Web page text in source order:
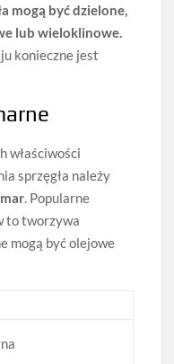
mogą być dzielone,
lub wieloklinowe.
konieczne jest
właściwości
sprzęgła należy
. Popularne
to tworzywa
mogą być olejowe